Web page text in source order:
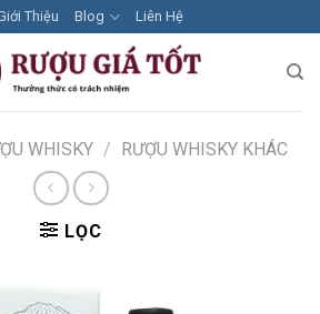
Thiệu Blog Liên Hệ
WHISKY / RƯỢU WHISKY KHÁC
LỌC